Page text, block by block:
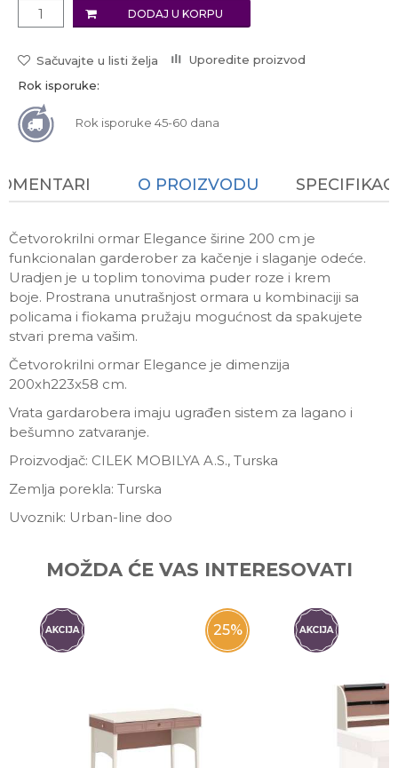
DODAJ U KORPU
Sačuvajte u listi želja
Uporedite proizvod
Rok isporuke:
Rok isporuke 45-60 dana
O PROIZVODU
Četvorokrilni ormar Elegance širine 200 cm je
funkcionalan garderober za kačenje i slaganje odeće.
Uradjen je u toplim tonovima puder roze i krem
boje. Prostrana unutrašnjost ormara u kombinaciji sa
policama i fiokama pružaju mogućnost da spakujete
stvari prema vašim.
Četvorokrilni ormar Elegance je dimenzija
200xh223x58 cm.
Vrata gardarobera imaju ugrađen sistem za lagano i
bešumno zatvaranje.
Proizvodjač: CILEK MOBILYA A.S., Turska
Zemlja porekla: Turska
Uvoznik: Urban-line doo
Email
MOŽDA ĆE VAS INTERESOVATI
25%